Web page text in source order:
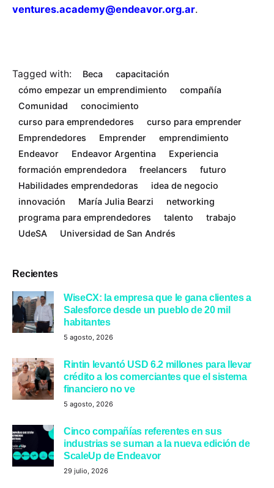
Recientes
WiseCX: la empresa que le gana clientes a
Salesforce desde un pueblo de 20 mil
habitantes
5 agosto, 2026
Rintin levantó USD 6.2 millones para llevar
crédito a los comerciantes que el sistema
financiero no ve
5 agosto, 2026
Cinco compañías referentes en sus
industrias se suman a la nueva edición de
ScaleUp de Endeavor
29 julio, 2026
ventures.academy@endeavor.org.ar.
Tagged with: Beca
capacitación
cómo empezar un emprendimiento
compañía
Comunidad
conocimiento
curso para emprendedores
curso para emprender
Emprendedores
Emprender
emprendimiento
Endeavor
Endeavor Argentina
Experiencia
formación emprendedora
freelancers
futuro
Habilidades emprendedoras
idea de negocio
innovación
María Julia Bearzi
networking
programa para emprendedores
talento
trabajo
UdeSA
Universidad de San Andrés